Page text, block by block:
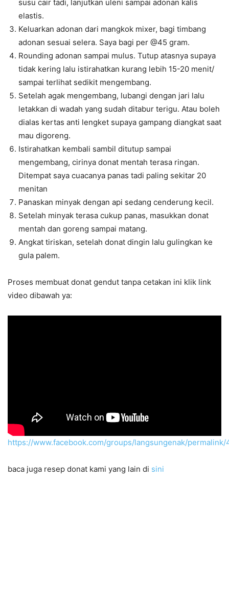
susu cair tadi, lanjutkan uleni sampai adonan kalis
elastis.
Keluarkan adonan dari mangkok mixer, bagi timbang
adonan sesuai selera. Saya bagi per @45 gram.
Rounding adonan sampai mulus. Tutup atasnya supaya
tidak kering lalu istirahatkan kurang lebih 15-20 menit/
sampai terlihat sedikit mengembang.
Setelah agak mengembang, lubangi dengan jari lalu
letakkan di wadah yang sudah ditabur terigu. Atau boleh
dialas kertas anti lengket supaya gampang diangkat saat
mau digoreng.
Istirahatkan kembali sambil ditutup sampai
mengembang, cirinya donat mentah terasa ringan.
Ditempat saya cuacanya panas tadi paling sekitar 20
menitan
Panaskan minyak dengan api sedang cenderung kecil.
Setelah minyak terasa cukup panas, masukkan donat
mentah dan goreng sampai matang.
Angkat tiriskan, setelah donat dingin lalu gulingkan ke
gula palem.
Proses membuat donat gendut tanpa cetakan ini klik link
video dibawah ya:
https://www.facebook.com/groups/langsungenak/
baca juga resep donat kami yang lain di sini